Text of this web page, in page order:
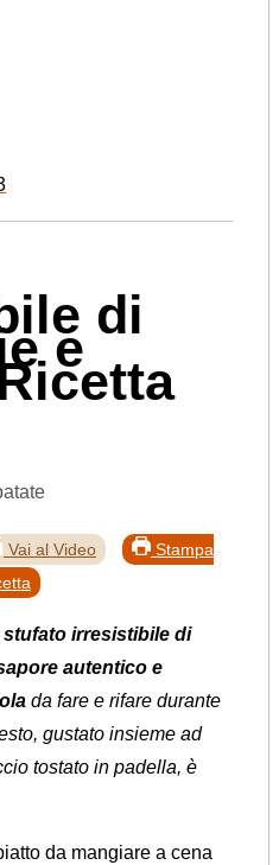
di
e
Vai al Video
Stampa
stufato irresistibile di
autentico e
da fare e rifare durante
gustato insieme ad
tostato in padella, è
da mangiare a cena